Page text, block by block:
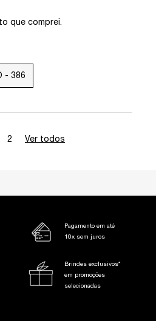
que comprei.
- 386
1 of 2. Current page
2 Ver todos
Pagamento em até
10x sem juros
Brindes exclusivos*
em promoções
selecionadas